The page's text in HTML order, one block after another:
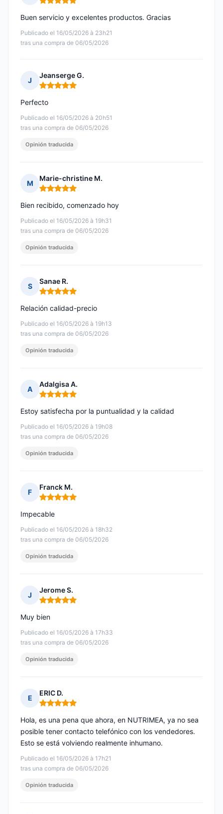
Nota: 5 de 5
Publicado el 16/05/2026 à 23h21
tras una compra de 06/05/2026
Buen servicio y excelentes productos. Gracias
J
Jeanserge G.
Nota: 5 de 5
Publicado el 16/05/2026 à 20h51
tras una compra de 06/05/2026
Perfecto
Opinión traducida
M
Marie-christine M.
Nota: 5 de 5
Publicado el 16/05/2026 à 19h31
tras una compra de 06/05/2026
Bien recibido, comenzado hoy
Opinión traducida
S
Sanae R.
Nota: 5 de 5
Publicado el 16/05/2026 à 19h13
tras una compra de 06/05/2026
Relación calidad-precio
Opinión traducida
A
Adalgisa A.
Nota: 5 de 5
Publicado el 16/05/2026 à 19h08
tras una compra de 06/05/2026
Estoy satisfecha por la puntualidad y la calidad
Opinión traducida
F
Franck M.
Nota: 5 de 5
Publicado el 16/05/2026 à 18h32
tras una compra de 06/05/2026
Impecable
Opinión traducida
J
Jerome S.
Nota: 5 de 5
Publicado el 16/05/2026 à 17h33
tras una compra de 06/05/2026
Muy bien
Opinión traducida
E
ERIC D.
Nota: 5 de 5
Publicado el 16/05/2026 à 17h21
tras una compra de 06/05/2026
Hola, es una pena que ahora, en NUTRIMEA, ya no sea
posible tener contacto telefónico con los vendedores.
Esto se está volviendo realmente inhumano.
Opinión traducida